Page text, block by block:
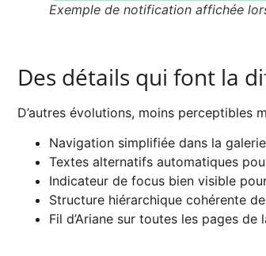
Exemple de notification affichée
Des détails qui font la
D’autres évolutions, moins perceptibles
Navigation simplifiée dans la
Textes alternatifs automatiques
Indicateur de focus bien visible
Structure hiérarchique cohérente
Fil d’Ariane sur toutes les pages de